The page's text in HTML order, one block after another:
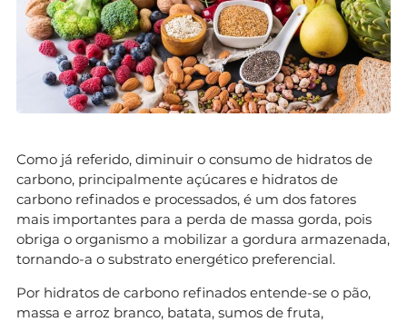
Como já referido, diminuir o consumo de hidratos de
carbono, principalmente açúcares e hidratos de
carbono refinados e processados, é um dos fatores
mais importantes para a perda de massa gorda, pois
obriga o organismo a mobilizar a gordura armazenada,
tornando-a o substrato energético preferencial.
Por hidratos de carbono refinados entende-se o pão,
massa e arroz branco, batata, sumos de fruta,